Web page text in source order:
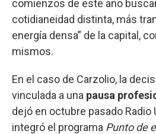
comienzos de este año
cotidianeidad distinta, más
energía densa” de la capital,
mismos.
En el caso de Carzolio, la
vinculada a una pausa
dejó en octubre pasado Radio
integró el programa Punto de